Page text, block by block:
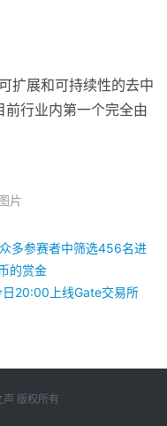
扩展和可持续性的去中
行业内第一个完全由
片
多参赛者中筛选456名进
的赏金
20:00上线Gate交易所
版权所有